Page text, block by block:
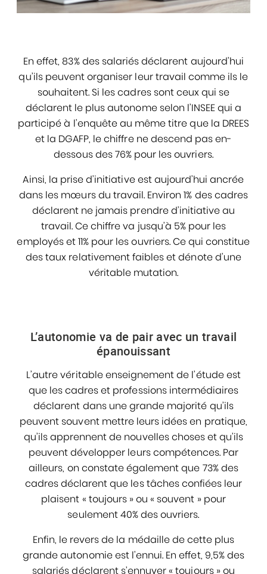
En effet, 83% des salariés déclarent aujourd’hui
qu’ils peuvent organiser leur travail comme ils le
souhaitent. Si les cadres sont ceux qui se
déclarent le plus autonome selon l’INSEE qui a
participé à l’enquête au même titre que la DREES
et la DGAFP, le chiffre ne descend pas en-
dessous des 76% pour les ouvriers.
Ainsi, la prise d’initiative est aujourd’hui ancrée
dans les mœurs du travail. Environ 1% des cadres
déclarent ne jamais prendre d’initiative au
travail. Ce chiffre va jusqu’à 5% pour les
employés et 11% pour les ouvriers. Ce qui constitue
des taux relativement faibles et dénote d’une
véritable mutation.
L’autonomie va de pair avec un travail
épanouissant
L’autre véritable enseignement de l’étude est
que les cadres et professions intermédiaires
déclarent dans une grande majorité qu’ils
peuvent souvent mettre leurs idées en pratique,
qu’ils apprennent de nouvelles choses et qu’ils
peuvent développer leurs compétences. Par
ailleurs, on constate également que 73% des
cadres déclarent que les tâches confiées leur
plaisent « toujours » ou « souvent » pour
seulement 40% des ouvriers.
Enfin, le revers de la médaille de cette plus
grande autonomie est l’ennui. En effet, 9,5% des
salariés déclarent s’ennuyer « toujours » ou